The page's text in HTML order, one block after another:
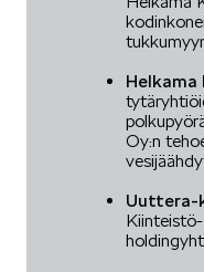
Oy:n
Uuttera-